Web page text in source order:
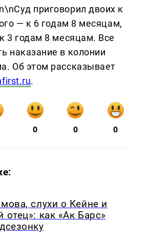
приговорил двоих к
— к 6 годам 8 месяцам,
3 годам 8 месяцам. Все
наказание в колонии
Об этом рассказывает
.
0 0 0
слухи о Кейне и
отец»: как «Ак Барс»